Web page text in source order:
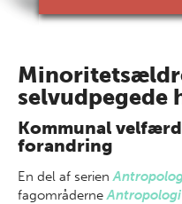
selvudpegede
Kommunal
forandring
En del af serien
fagområderneAntropologi